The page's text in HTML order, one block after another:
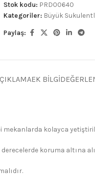
Stok kodu: PRD00640
Kategoriler: Büyük
Paylaş:
EK BILGI
mekanlarda kolayca
koruma altına